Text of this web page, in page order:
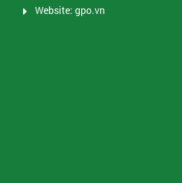
Website: gpo.vn